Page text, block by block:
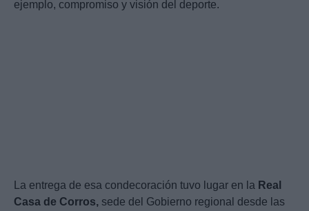
ejemplo, compromiso y visión del deporte.
La entrega de esa condecoración tuvo lugar en la Real
Casa de Corros, sede del Gobierno regional desde las